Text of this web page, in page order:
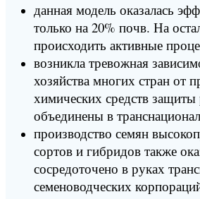
данная модель оказалась
только на 20% почв. На
происходить активные
возникла тревожная
хозяйства многих стран от
химических средств защиты
объединены в
производство семян
сортов и гибридов также
сосредоточено в руках
семеноводческих